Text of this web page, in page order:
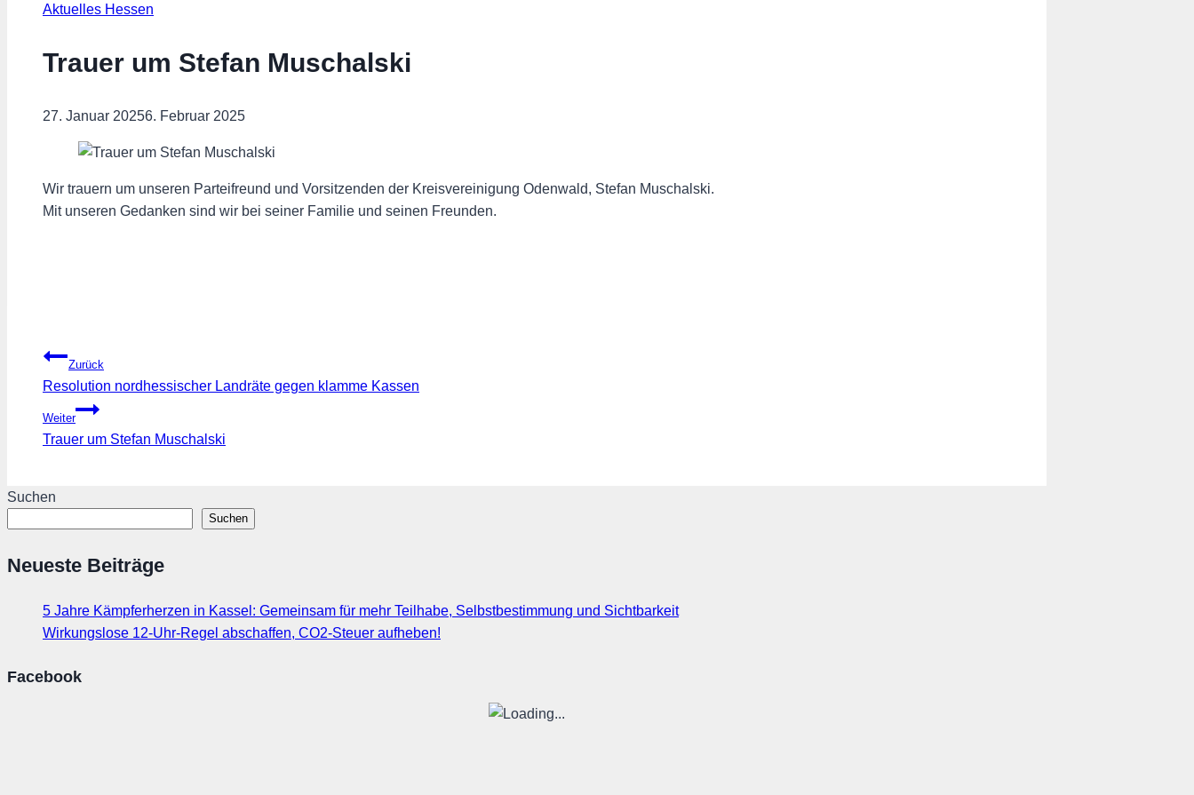
Aktuelles Hessen
Trauer um Stefan Muschalski
27. Januar 20256. Februar 2025
Wir trauern um unseren Parteifreund und Vorsitzenden der Kreisvereinigung Odenwald, Stefan Muschalski.
Mit unseren Gedanken sind wir bei seiner Familie und seinen Freunden.
Beitragsnavigation
Zurück
Resolution nordhessischer Landräte gegen klamme Kassen
Weiter
Trauer um Stefan Muschalski
Suchen
Suchen
Neueste Beiträge
5 Jahre Kämpferherzen in Kassel: Gemeinsam für mehr Teilhabe, Selbstbestimmung und Sichtbarkeit
Wirkungslose 12-Uhr-Regel abschaffen, CO2-Steuer aufheben!
Facebook